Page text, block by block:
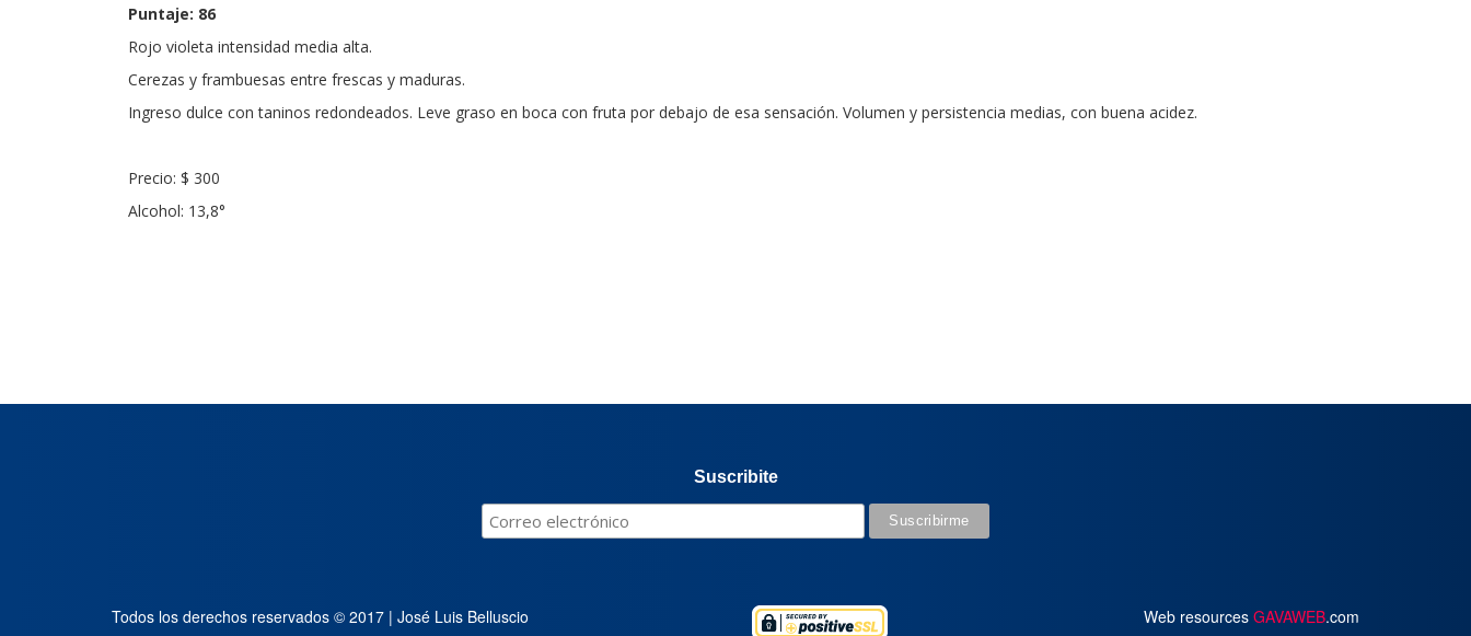
Puntaje: 86
Rojo violeta intensidad media alta.
Cerezas y frambuesas entre frescas y maduras.
Ingreso dulce con taninos redondeados. Leve graso en boca con fruta por debajo de esa sensación. Volumen y persistencia medias, con buena acidez.
Precio: $ 300
Alcohol: 13,8°
Suscribite
Todos los derechos reservados © 2017 | José Luis Belluscio Web resources GAVAWEB.com